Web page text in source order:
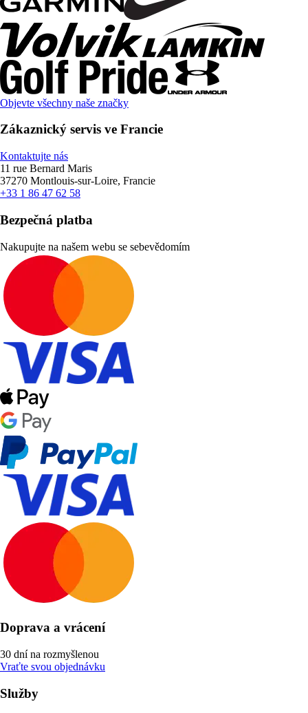
Objevte všechny naše značky
Zákaznický servis ve Francie
Kontaktujte nás
11 rue Bernard Maris
37270 Montlouis-sur-Loire, Francie
+33 1 86 47 62 58
Bezpečná platba
Nakupujte na našem webu se sebevědomím
Doprava a vrácení
30 dní na rozmyšlenou
Vraťte svou objednávku
Služby